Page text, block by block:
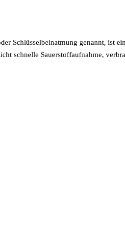
Schlüsselbeinatmung genannt,
schnelle Sauerstoffaufnahme,